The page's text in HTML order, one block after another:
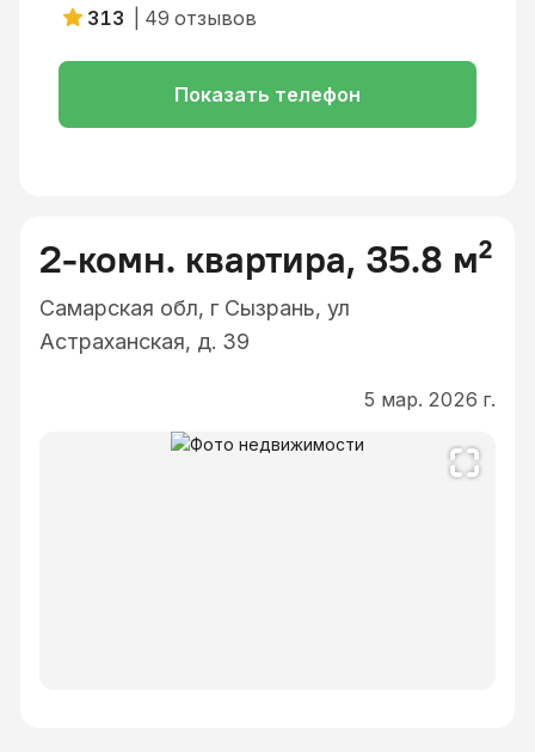
313 49 отзывов
Показать телефон
2-комн. квартира, 35.8 м²
Самарская обл, г Сызрань, ул
Астраханская, д. 39
5 мар. 2026 г.